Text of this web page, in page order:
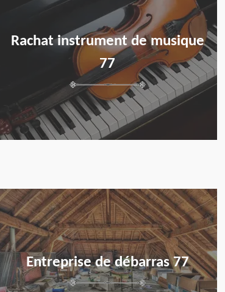
Rachat instrument de musique
77
Entreprise de débarras 77
en savoir plus